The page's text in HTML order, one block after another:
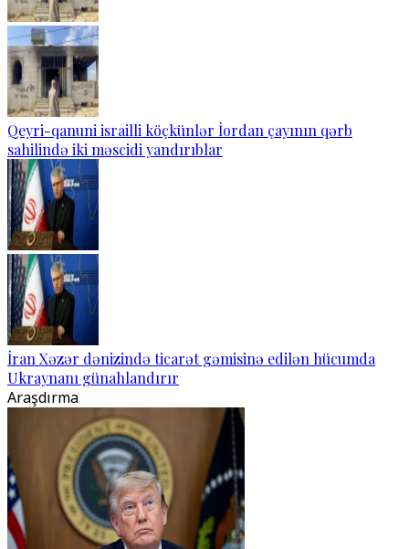
Qeyri-qanuni israilli köçkünlər İordan çayının qərb
sahilində iki məscidi yandırıblar
İran Xəzər dənizində ticarət gəmisinə edilən hücumda
Ukraynanı günahlandırır
Araşdırma